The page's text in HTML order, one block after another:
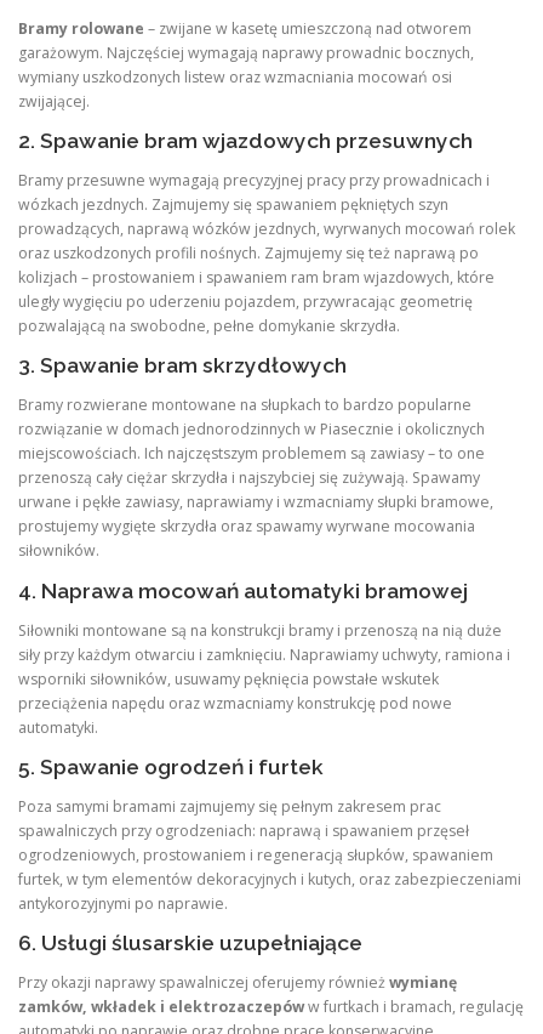
Bramy rolowane – zwijane w kasetę umieszczoną nad otworem
garażowym. Najczęściej wymagają naprawy prowadnic bocznych,
wymiany uszkodzonych listew oraz wzmacniania mocowań osi
zwijającej.
2. Spawanie bram wjazdowych przesuwnych
Bramy przesuwne wymagają precyzyjnej pracy przy prowadnicach i
wózkach jezdnych. Zajmujemy się spawaniem pękniętych szyn
prowadzących, naprawą wózków jezdnych, wyrwanych mocowań rolek
oraz uszkodzonych profili nośnych. Zajmujemy się też naprawą po
kolizjach – prostowaniem i spawaniem ram bram wjazdowych, które
uległy wygięciu po uderzeniu pojazdem, przywracając geometrię
pozwalającą na swobodne, pełne domykanie skrzydła.
3. Spawanie bram skrzydłowych
Bramy rozwierane montowane na słupkach to bardzo popularne
rozwiązanie w domach jednorodzinnych w Piasecznie i okolicznych
miejscowościach. Ich najczęstszym problemem są zawiasy – to one
przenoszą cały ciężar skrzydła i najszybciej się zużywają. Spawamy
urwane i pękłe zawiasy, naprawiamy i wzmacniamy słupki bramowe,
prostujemy wygięte skrzydła oraz spawamy wyrwane mocowania
siłowników.
4. Naprawa mocowań automatyki bramowej
Siłowniki montowane są na konstrukcji bramy i przenoszą na nią duże
siły przy każdym otwarciu i zamknięciu. Naprawiamy uchwyty, ramiona i
wsporniki siłowników, usuwamy pęknięcia powstałe wskutek
przeciążenia napędu oraz wzmacniamy konstrukcję pod nowe
automatyki.
5. Spawanie ogrodzeń i furtek
Poza samymi bramami zajmujemy się pełnym zakresem prac
spawalniczych przy ogrodzeniach: naprawą i spawaniem przęseł
ogrodzeniowych, prostowaniem i regeneracją słupków, spawaniem
furtek, w tym elementów dekoracyjnych i kutych, oraz zabezpieczeniami
antykorozyjnymi po naprawie.
6. Usługi ślusarskie uzupełniające
Przy okazji naprawy spawalniczej oferujemy równieżwymianę
zamków, wkładek i elektrozaczepóww furtkach i bramach, regulację